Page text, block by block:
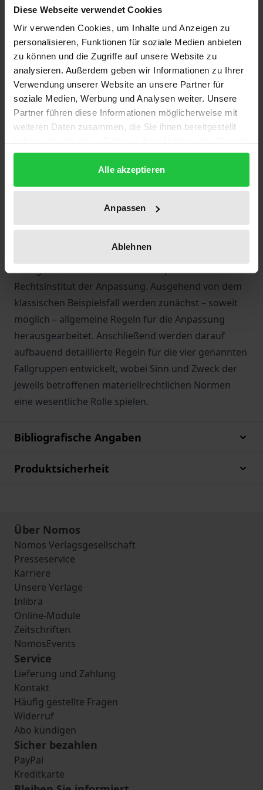
Diese Webseite verwendet Cookies
Wir verwenden Cookies, um Inhalte und Anzeigen zu
personalisieren, Funktionen für soziale Medien anbieten
zu können und die Zugriffe auf unsere Website zu
analysieren. Außerdem geben wir Informationen zu Ihrer
Verwendung unserer Website an unsere Partner für
soziale Medien, Werbung und Analysen weiter. Unsere
Partner führen diese Informationen möglicherweise mit
weiteren Daten zusammen, die Sie ihnen bereitgestellt
gesammelt haben.
Alle akzeptieren
Anpassen
Ablehnen
Grundsatz des deutschen internationalen Erbrechts
ist das Prinzip der Nachlaßeinheit. Verschiedene
Sondervorschriften können aber zu einer
Nachlaßspaltung führen, so daß die
Nachlaßgegenstände, die jeweils einer
Rechtsordnung unterstehen, grundsätzlich wie ein
selbständiger Nachlaß behandelt werden. Dies führt
im wesentlichen in den folgenden vier Bereichen zu
Ausgleichung von Vorempfängen, Teilnichtigkeit von
Testamenten sowie die Haftung der Erben für die
Nachlaßverbindlichkeiten.
Ziel der Arbeit ist die Entwicklung von Kriterien für
Ergebnissen führt und ob und wie diese dann
korrigiert werden können. Ansatzpunkt ist das
Rechtsinstitut der Anpassung. Ausgehend von dem
klassischen Beispielsfall werden zunächst – soweit
möglich – allgemeine Regeln für die Anpassung
herausgearbeitet. Anschließend werden darauf
aufbauend detaillierte Regeln für die vier genannten
Fallgruppen entwickelt, wobei Sinn und Zweck der
jeweils betroffenen materiellrechtlichen Normen
eine wesentliche Rolle spielen.
Bibliografische Angaben
Produktsicherheit
Über Nomos
Nomos Verlagsgesellschaft
Presseservice
Karriere
Unsere Verlage
Inlibra
Online-Module
Zeitschriften
NomosEvents
Service
Lieferung und Zahlung
Kontakt
Häufig gestellte Fragen
Widerruf
Abo kündigen
Sicher bezahlen
PayPal
Kreditkarte